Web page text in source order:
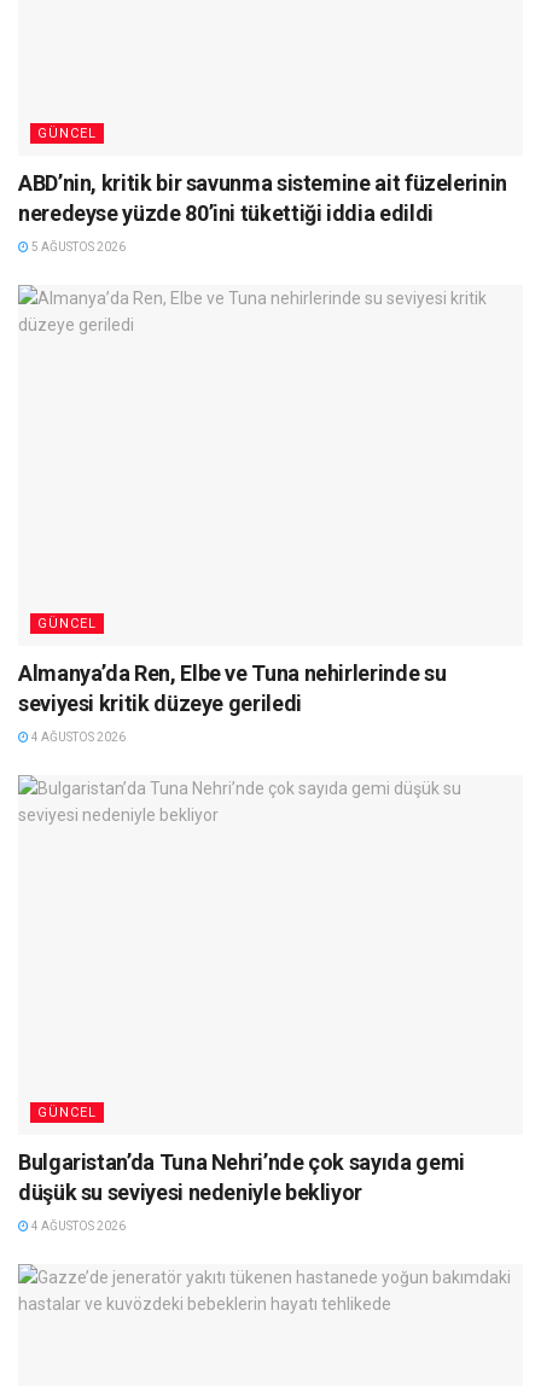
GÜNCEL
ABD’nin, kritik bir savunma sistemine ait füzelerinin
neredeyse yüzde 80’ini tükettiği iddia edildi
5 AĞUSTOS 2026
GÜNCEL
Almanya’da Ren, Elbe ve Tuna nehirlerinde su
seviyesi kritik düzeye geriledi
4 AĞUSTOS 2026
GÜNCEL
Bulgaristan’da Tuna Nehri’nde çok sayıda gemi
düşük su seviyesi nedeniyle bekliyor
4 AĞUSTOS 2026